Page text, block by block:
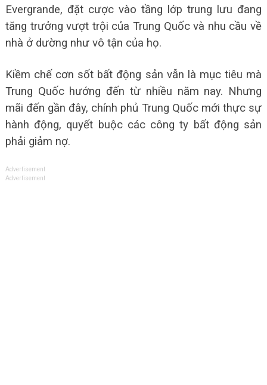
Evergrande, đặt cược vào tầng lớp trung lưu đang
tăng trưởng vượt trội của Trung Quốc và nhu cầu về
nhà ở dường như vô tận của họ.
Kiềm chế cơn sốt bất động sản vẫn là mục tiêu mà
Trung Quốc hướng đến từ nhiều năm nay. Nhưng
mãi đến gần đây, chính phủ Trung Quốc mới thực sự
hành động, quyết buộc các công ty bất động sản
phải giảm nợ.
Advertisement
Advertisement